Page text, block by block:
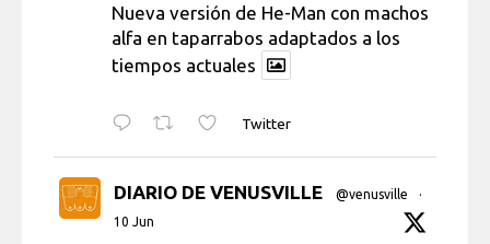
Nueva versión de He-Man con machos
alfa en taparrabos adaptados a los
tiempos actuales
Twitter
DIARIO DE VENUSVILLE @venusville
·
10 Jun